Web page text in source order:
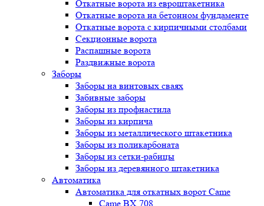
Откатные ворота из евроштакетника
Откатные ворота на бетонном фундаменте
Откатные ворота с кирпичными столбами
Секционные ворота
Распашные ворота
Раздвижные ворота
Заборы
Заборы на винтовых сваях
Забивные заборы
Заборы из профнастила
Заборы из кирпича
Заборы из металлического штакетника
Заборы из поликарбоната
Заборы из сетки-рабицы
Заборы из деревянного штакетника
Автоматика
Автоматика для откатных ворот Came
Came BX 708